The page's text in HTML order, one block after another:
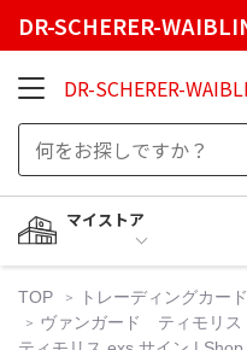
DR-SCHERER-
DR-SCHERER-
マイストア
TOP トレーディングカード
ヴァンガード ティモリ